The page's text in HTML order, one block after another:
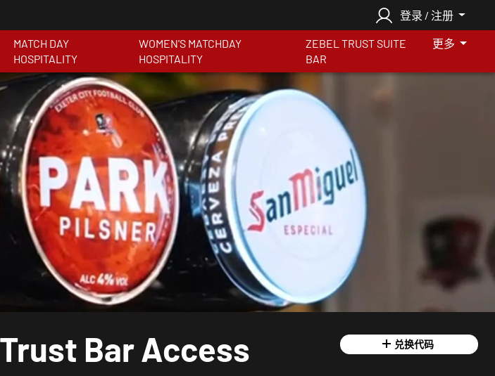
登录 / 注册
MATCH DAY
HOSPITALITY
WOMEN'S MATCHDAY
HOSPITALITY
ZEBEL TRUST SUITE
BAR
更多
Bar Access 兑换代码